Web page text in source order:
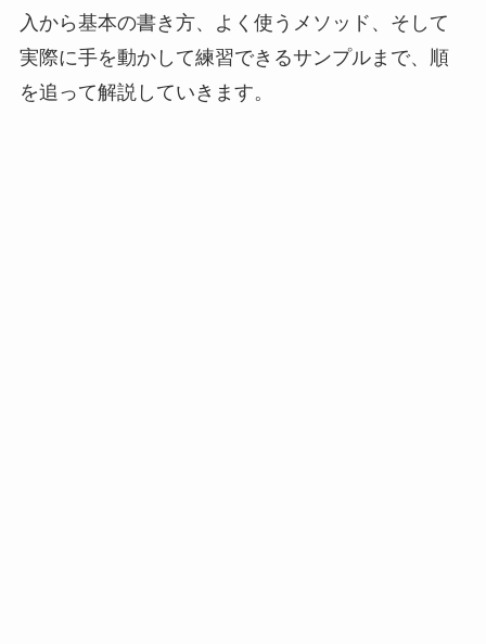
入から基本の書き方、よく使うメソッド、そして
実際に手を動かして練習できるサンプルまで、順
を追って解説していきます。